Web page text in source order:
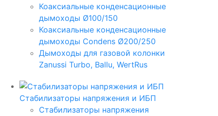
Коаксиальные конденсационные
дымоходы Ø100/150
Коаксиальные конденсационные
дымоходы Condens Ø200/250
Дымоходы для газовой колонки
Zanussi Turbo, Ballu, WertRus
Стабилизаторы напряжения и ИБП
Стабилизаторы напряжения